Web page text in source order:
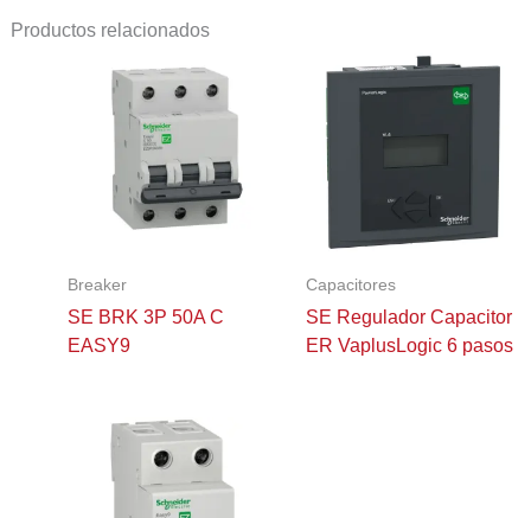
Productos relacionados
Breaker
SE BRK 3P 50A C
EASY9
Capacitores
SE Regulador Capacitor
ER VaplusLogic 6 pasos